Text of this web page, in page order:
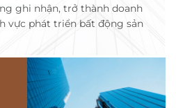
ghi nhận, trở thành doanh
vực phát triển bất động sản